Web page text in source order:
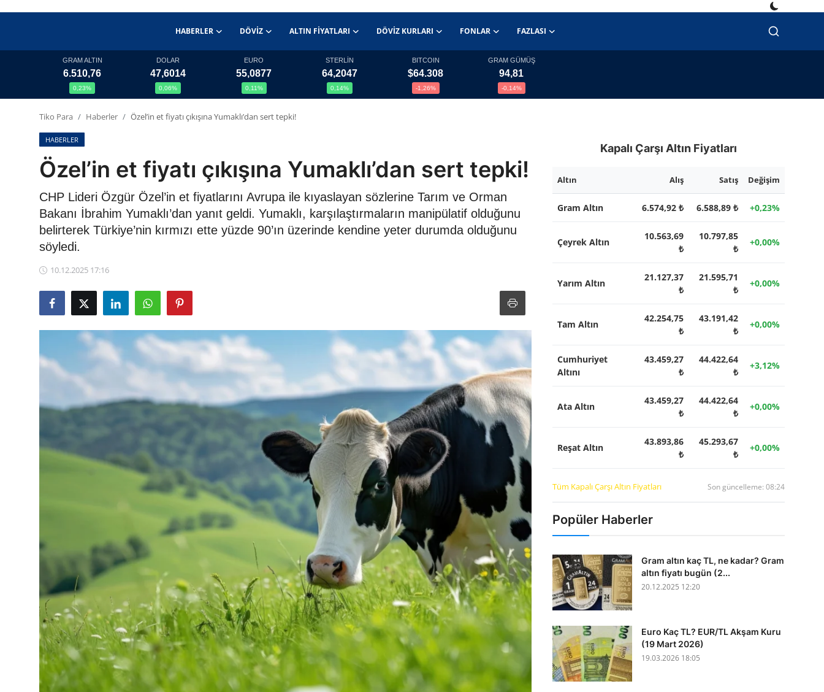
HABERLER DÖVIZ ALTIN FIYATLARI DÖVIZ KURLARI FONLAR FAZLASI
Altın Fiyatları
Döviz Kurları
Kripto Paralar
TCMB Kurları
Şirket Haberleri
GRAM ALTIN
6.510,76
0,23%
DOLAR
47,6014
0,06%
EURO
55,0877
0,11%
STERLİN
64,2047
0,14%
BITCOIN
$64.308
-1,26%
GRAM GÜMÜŞ
94,81
-0,14%
Tiko Para Haberler Özel’in et fiyatı çıkışına Yumaklı’dan sert tepki!
HABERLER
Özel’in et fiyatı çıkışına Yumaklı’dan sert tepki!
CHP Lideri Özgür Özel’in et fiyatlarını Avrupa ile kıyaslayan sözlerine Tarım ve Orman
Bakanı İbrahim Yumaklı’dan yanıt geldi. Yumaklı, karşılaştırmaların manipülatif olduğunu
belirterek Türkiye’nin kırmızı ette yüzde 90’ın üzerinde kendine yeter durumda olduğunu
söyledi.
10.12.2025 17:16
Kapalı Çarşı Altın Fiyatları
Altın Alış Satış Değişim
Gram Altın 6.574,92 ₺ 6.588,89 ₺ +0,23%
Çeyrek Altın
10.563,69
₺
10.797,85
₺
+0,00%
Yarım Altın
21.127,37
₺
21.595,71
₺
+0,00%
Tam Altın
42.254,75
₺
43.191,42
₺
+0,00%
Cumhuriyet
Altını
43.459,27
₺
44.422,64
₺
+3,12%
Ata Altın
43.459,27
₺
44.422,64
₺
+0,00%
Reşat Altın
43.893,86
₺
45.293,67
₺
+0,00%
Tüm Kapalı Çarşı Altın Fiyatları Son güncelleme: 08:24
Popüler Haberler
Gram altın kaç TL, ne kadar? Gram
altın fiyatı bugün (2...
20.12.2025 12:20
Euro Kaç TL? EUR/TL Akşam Kuru
(19 Mart 2026)
19.03.2026 18:05